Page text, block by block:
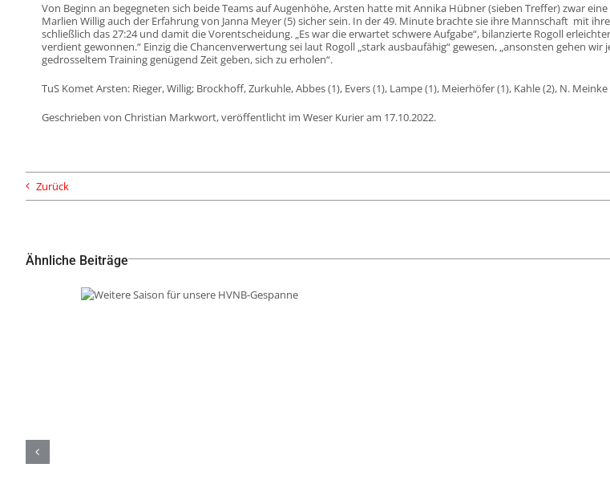
Von Beginn an begegneten sich beide Teams auf Augenhöhe, Arsten hatte mit Annika Hübner (sieben Treffer) zwar
Marlien Willig auch der Erfahrung von Janna Meyer (5) sicher sein. In der 49. Minute brachte sie ihre Mannschaft mit
schließlich das 27:24 und damit die Vorentscheidung. „Es war die erwartet schwere Aufgabe“, bilanzierte Rogoll
verdient gewonnen.“ Einzig die Chancenverwertung sei laut Rogoll „stark ausbaufähig“ gewesen, „ansonsten gehen
gedrosseltem Training genügend Zeit geben, sich zu erholen“.
TuS Komet Arsten: Rieger, Willig; Brockhoff, Zurkuhle, Abbes (1), Evers (1), Lampe (1), Meierhöfer (1), Kahle (2), N.
Geschrieben von Christian Markwort, veröffentlicht im Weser Kurier am 17.10.2022.
Zurück
Ähnliche Beiträge
Weitere Saison für unsere